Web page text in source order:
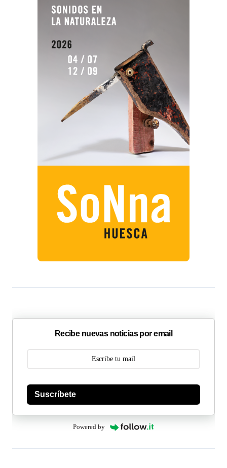
Recibe nuevas noticias por email
Suscríbete
Powered by